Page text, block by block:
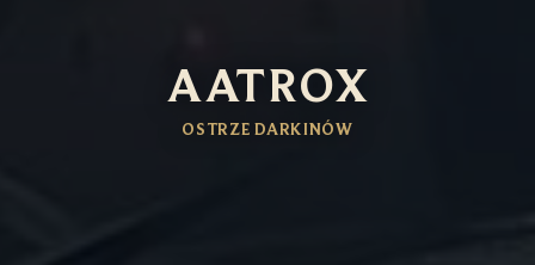
AATROX
OSTRZE DARKINÓW